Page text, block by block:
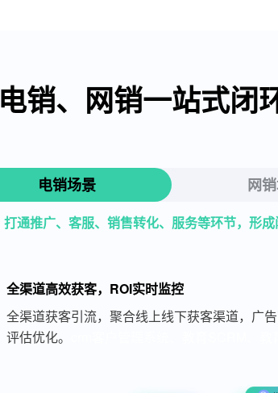
电销、网销一站式闭
电销场景 网
打通推广、客服、销售转化、服务等环节，形
全渠道高效获客，ROI实时监控
全渠道获客引流，聚合线上线下获客渠道，广
评估优化。